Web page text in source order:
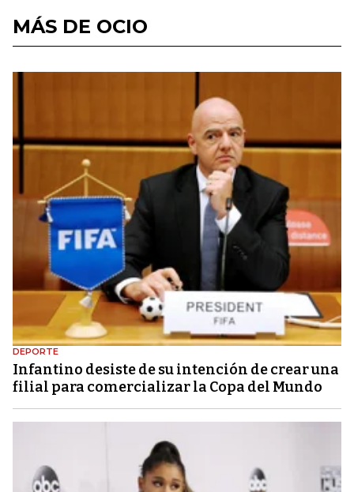
MÁS DE OCIO
DEPORTE
Infantino desiste de su intención de crear una
filial para comercializar la Copa del Mundo